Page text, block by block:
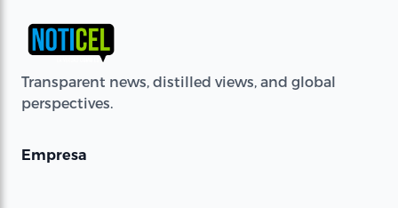
Transparent news, distilled views, and global
perspectives.
Empresa